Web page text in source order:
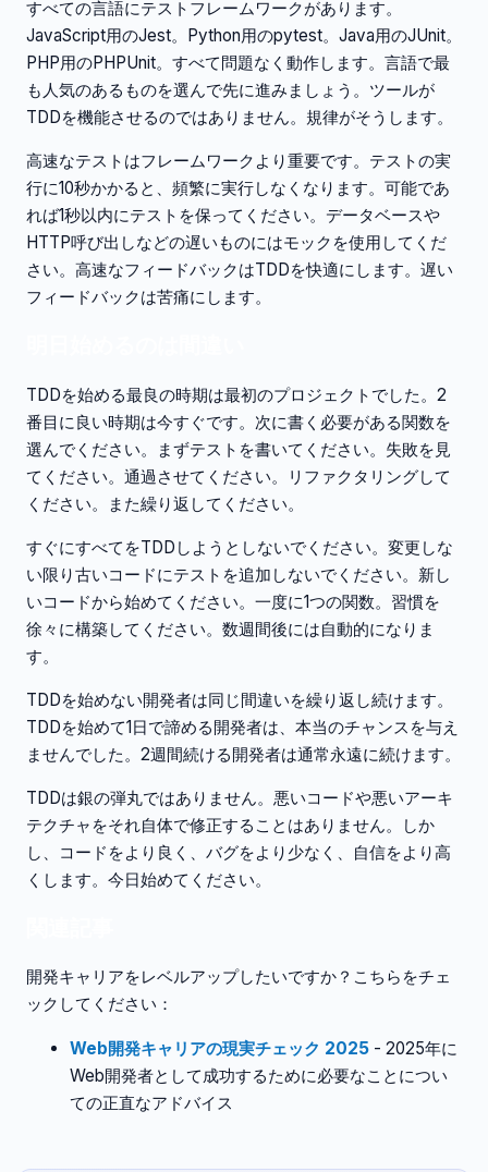
すべての言語にテストフレームワークがあります。
JavaScript用のJest。Python用のpytest。Java用のJUnit。
PHP用のPHPUnit。すべて問題なく動作します。言語で最
も人気のあるものを選んで先に進みましょう。ツールが
TDDを機能させるのではありません。規律がそうします。
高速なテストはフレームワークより重要です。テストの実
行に10秒かかると、頻繁に実行しなくなります。可能であ
れば1秒以内にテストを保ってください。データベースや
HTTP呼び出しなどの遅いものにはモックを使用してくだ
さい。高速なフィードバックはTDDを快適にします。遅い
フィードバックは苦痛にします。
TDDを始める最良の時期は最初のプロジェクトでした。2
番目に良い時期は今すぐです。次に書く必要がある関数を
選んでください。まずテストを書いてください。失敗を見
てください。通過させてください。リファクタリングして
ください。また繰り返してください。
すぐにすべてをTDDしようとしないでください。変更しな
い限り古いコードにテストを追加しないでください。新し
いコードから始めてください。一度に1つの関数。習慣を
徐々に構築してください。数週間後には自動的になりま
す。
TDDを始めない開発者は同じ間違いを繰り返し続けます。
TDDを始めて1日で諦める開発者は、本当のチャンスを与え
ませんでした。2週間続ける開発者は通常永遠に続けます。
TDDは銀の弾丸ではありません。悪いコードや悪いアーキ
テクチャをそれ自体で修正することはありません。しか
し、コードをより良く、バグをより少なく、自信をより高
くします。今日始めてください。
開発キャリアをレベルアップしたいですか？こちらをチェ
ックしてください：
Web開発キャリアの現実チェック 2025 - 2025年に
Web開発者として成功するために必要なことについ
ての正直なアドバイス